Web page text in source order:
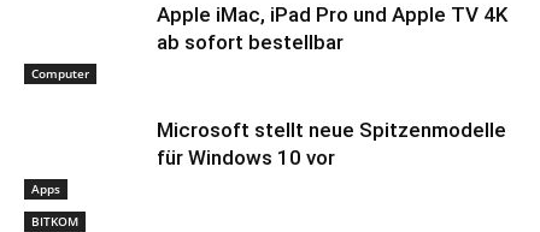
Computer
Apple iMac, iPad Pro und Apple TV 4K
ab sofort bestellbar
Apps
Microsoft stellt neue Spitzenmodelle
für Windows 10 vor
BITKOM